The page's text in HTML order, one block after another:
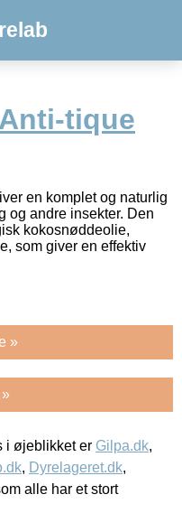
tique
en komplet og naturlig
og andre insekter. Den
kokosnøddeolie,
som giver en effektiv
»
i øjeblikket er Gilpa.dk,
, Dyrelageret.dk,
alle har et stort